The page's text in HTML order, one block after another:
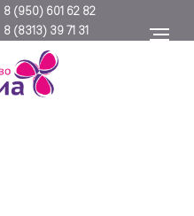
8 (950) 601 62 82
8 (8313) 39 71 31